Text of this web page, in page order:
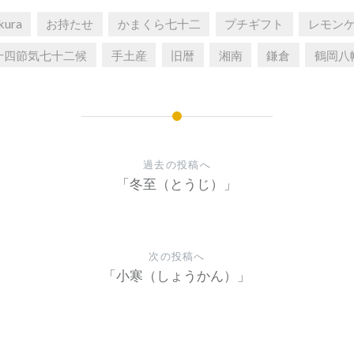
お持たせ かまくら七十二 プチギフト レモン
四節気七十二候 手土産 旧暦 湘南 鎌倉 鶴岡八
過去の投稿へ
「冬至（とうじ）」
次の投稿へ
「小寒（しょうかん）」